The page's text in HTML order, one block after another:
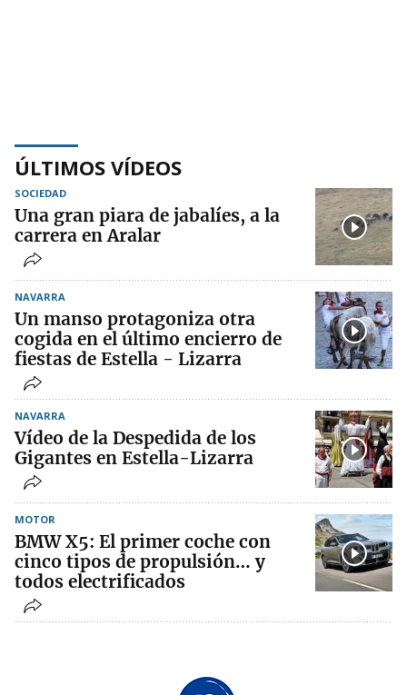
ÚLTIMOS VÍDEOS
SOCIEDAD
Una gran piara de jabalíes, a la
carrera en Aralar
NAVARRA
Un manso protagoniza otra
cogida en el último encierro de
fiestas de Estella - Lizarra
NAVARRA
Vídeo de la Despedida de los
Gigantes en Estella-Lizarra
MOTOR
BMW X5: El primer coche con
cinco tipos de propulsión… y
todos electrificados